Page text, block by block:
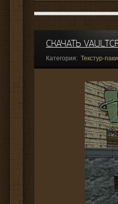
СКАЧАТЬ
Категория: Текстур-паки